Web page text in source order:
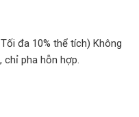
đa 10% thể tích) Không
chỉ pha hỗn hợp.